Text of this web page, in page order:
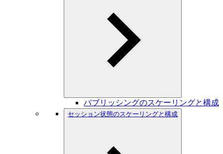
パブリッシングのスケーリングと構成
セッション状態のスケーリングと構成